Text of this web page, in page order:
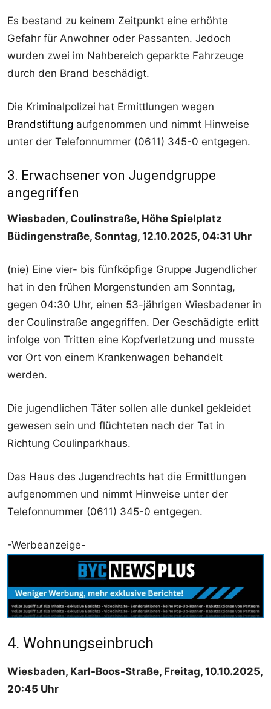
Es bestand zu keinem Zeitpunkt eine erhöhte
Gefahr für Anwohner oder Passanten. Jedoch
wurden zwei im Nahbereich geparkte Fahrzeuge
durch den Brand beschädigt.
Die Kriminalpolizei hat Ermittlungen wegen
Brandstiftung aufgenommen und nimmt Hinweise
unter der Telefonnummer (0611) 345-0 entgegen.
3. Erwachsener von Jugendgruppe
angegriffen
Wiesbaden, Coulinstraße, Höhe Spielplatz
Büdingenstraße, Sonntag, 12.10.2025, 04:31 Uhr
(nie) Eine vier- bis fünfköpfige Gruppe Jugendlicher
hat in den frühen Morgenstunden am Sonntag,
gegen 04:30 Uhr, einen 53-jährigen Wiesbadener in
der Coulinstraße angegriffen. Der Geschädigte erlitt
infolge von Tritten eine Kopfverletzung und musste
vor Ort von einem Krankenwagen behandelt
werden.
Die jugendlichen Täter sollen alle dunkel gekleidet
gewesen sein und flüchteten nach der Tat in
Richtung Coulinparkhaus.
Das Haus des Jugendrechts hat die Ermittlungen
aufgenommen und nimmt Hinweise unter der
Telefonnummer (0611) 345-0 entgegen.
-Werbeanzeige-
4. Wohnungseinbruch
Wiesbaden, Karl-Boos-Straße, Freitag, 10.10.2025,
20:45 Uhr